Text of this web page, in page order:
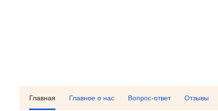
Главная Главное о нас Вопрос-ответ Отзывы